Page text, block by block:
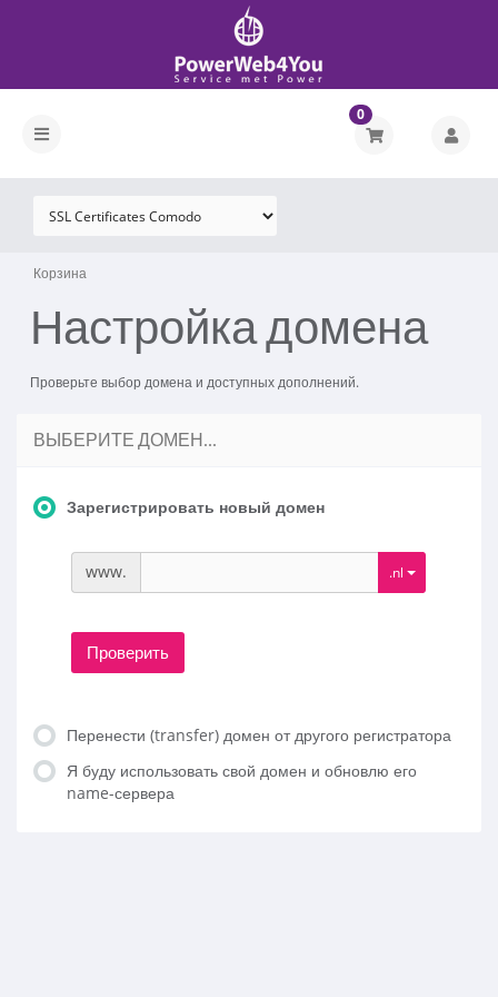
0
Корзина
Настройка домена
Проверьте выбор домена и доступных дополнений.
ВЫБЕРИТЕ ДОМЕН...
Зарегистрировать новый домен
www. .nl
Проверить
Перенести (transfer) домен от другого регистратора
Я буду использовать свой домен и обновлю его
name-сервера